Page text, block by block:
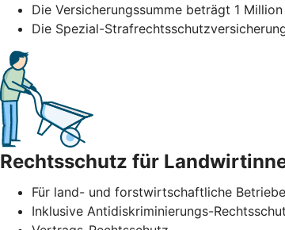
Die Versicherungssumme beträgt 1
Die Spezial-
Rechtsschutz für
Für land- und forstwirtschaftliche Betriebe
Inklusive Antidiskriminierungs-